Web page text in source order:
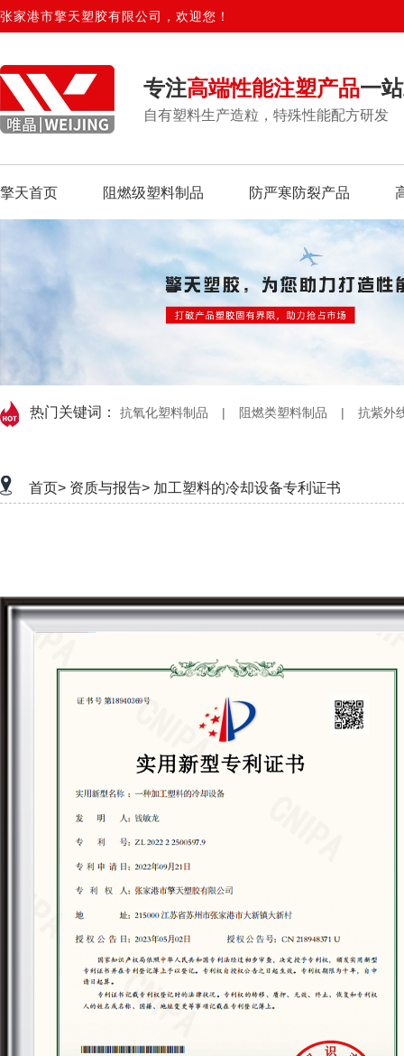
张家港市擎天塑胶有限公司，欢迎您！
专注高端性能注塑产品一
自有塑料生产造粒，特殊性能配方研发
擎天首页 阻燃级塑料制品 防严寒防裂产品
热门关键词： 抗氧化塑料制品 | 阻燃类塑料制品 | 抗紫外
首页> 资质与报告> 加工塑料的冷却设备专利证书